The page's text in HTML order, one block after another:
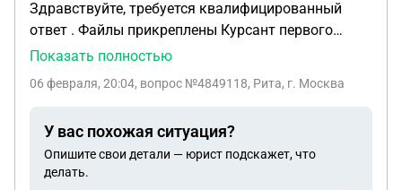
Здравствуйте, требуется квалифицированный
ответ . Файлы прикреплены Курсант первого
курса пограничного института фсб подал рапорт
рядовым так как проходит на 1 курсе срочную
на пункт 14 приказа фсб от 06.08.2016 года , что
перевод не возможен так как он является
рядовым и находится на срочной службе таких не
Показать полностью
06 февраля, 20:04, вопрос №4849118, Рита, г. Москва
У вас похожая ситуация?
Опишите свои детали — юрист подскажет, что
делать.